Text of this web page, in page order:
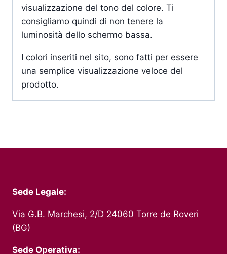
visualizzazione del tono del colore. Ti
consigliamo quindi di non tenere la
luminosità dello schermo bassa.
I colori inseriti nel sito, sono fatti per essere
una semplice visualizzazione veloce del
prodotto.
Sede Legale:
Via G.B. Marchesi, 2/D 24060 Torre de Roveri
(BG)
Sede Operativa: